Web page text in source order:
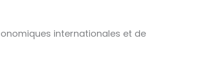
internationales et de